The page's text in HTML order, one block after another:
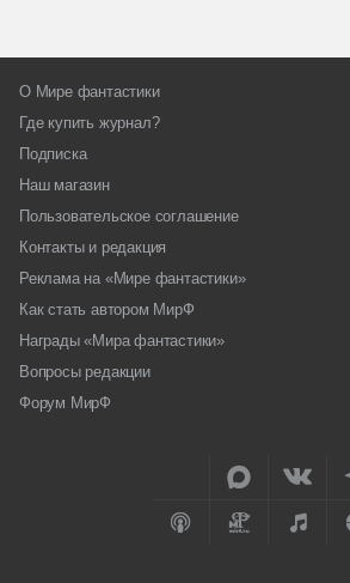
О Мире фантастики
Где купить журнал?
Подписка
Наш магазин
Пользовательское соглашение
Контакты и редакция
Реклама на «Мире фантастики»
Как стать автором МирФ
Награды «Мира фантастики»
Вопросы редакции
Форум МирФ